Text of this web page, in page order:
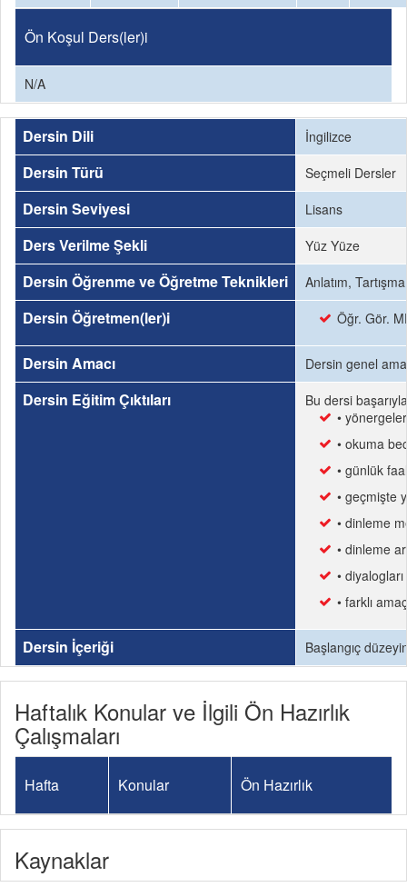
Ön Koşul Ders(ler)i
N/A
Dersin Dili İngilizce
Dersin Türü Seçmeli Dersler
Dersin Seviyesi Lisans
Ders Verilme Şekli Yüz Yüze
Dersin Öğrenme ve Öğretme Teknikleri Anlatım,
Dersin Öğretmen(ler)i Öğr. Gör.
Dersin Amacı Dersin genel
Dersin Eğitim Çıktıları
Bu dersi
•
• okuma
• günlük
• geçmişte
• dinleme
• dinleme
•
• farklı
Dersin İçeriği Başlangıç
Haftalık Konular ve İlgili Ön Hazırlık
Çalışmaları
Hafta Konular Ön Hazırlık
Kaynaklar